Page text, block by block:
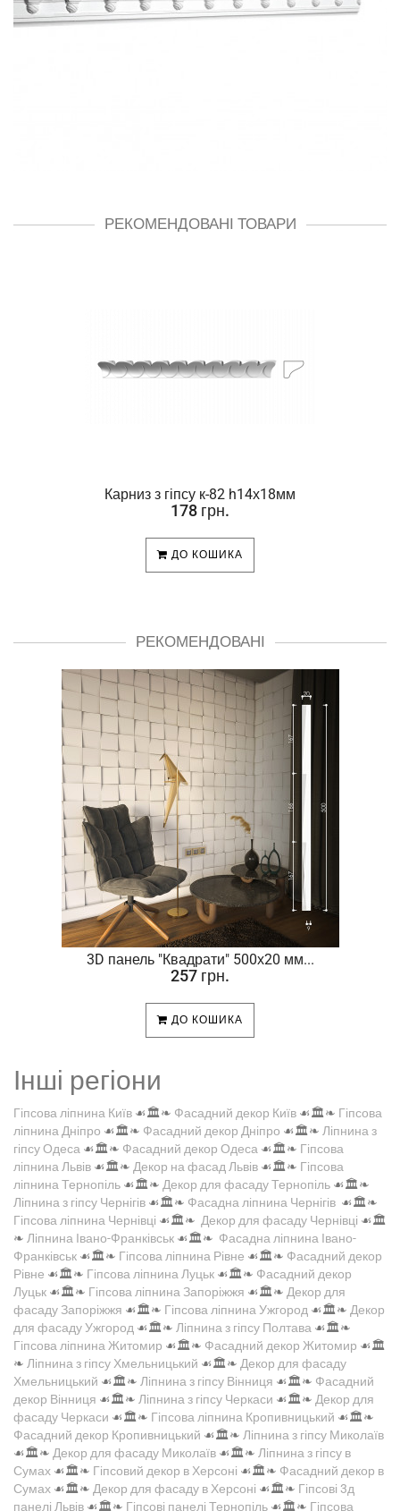
РЕКОМЕНДОВАНІ ТОВАРИ
Карниз з гіпсу к-82 h14х18мм
178 грн.
ДО КОШИКА
РЕКОМЕНДОВАНІ
3D панель "Квадрати" 500х20 мм...
257 грн.
ДО КОШИКА
Інші регіони
Гіпсова ліпнина Київ ☙🏛️❧ Фасадний декор Київ ☙🏛️❧ Гіпсова
ліпнина Дніпро ☙🏛️❧ Фасадний декор Дніпро ☙🏛️❧ Ліпнина з
гіпсу Одеса ☙🏛️❧ Фасадний декор Одеса ☙🏛️❧ Гіпсова
ліпнина Львів ☙🏛️❧ Декор на фасад Львів ☙🏛️❧ Гіпсова
ліпнина Тернопіль ☙🏛️❧ Декор для фасаду Тернопіль ☙🏛️❧
Ліпнина з гіпсу Чернігів ☙🏛️❧ Фасадна ліпнина Чернігів ☙🏛️❧
Гіпсова ліпнина Чернівці ☙🏛️❧ Декор для фасаду Чернівці ☙🏛️
❧ Ліпнина Івано-Франківськ ☙🏛️❧ Фасадна ліпнина Івано-
Франківськ ☙🏛️❧ Гіпсова ліпнина Рівне ☙🏛️❧ Фасадний декор
Рівне ☙🏛️❧ Гіпсова ліпнина Луцьк ☙🏛️❧ Фасадний декор
Луцьк ☙🏛️❧ Гіпсова ліпнина Запоріжжя ☙🏛️❧ Декор для
фасаду Запоріжжя ☙🏛️❧ Гіпсова ліпнина Ужгород ☙🏛️❧ Декор
для фасаду Ужгород ☙🏛️❧ Ліпнина з гіпсу Полтава ☙🏛️❧
Гіпсова ліпнина Житомир ☙🏛️❧ Фасадний декор Житомир ☙🏛️
❧ Ліпнина з гіпсу Хмельницький ☙🏛️❧ Декор для фасаду
Хмельницький ☙🏛️❧ Ліпнина з гіпсу Вінниця ☙🏛️❧ Фасадний
декор Вінниця ☙🏛️❧ Ліпнина з гіпсу Черкаси ☙🏛️❧ Декор для
фасаду Черкаси ☙🏛️❧ Гіпсова ліпнина Кропивницький ☙🏛️❧
Фасадний декор Кропивницький ☙🏛️❧ Ліпнина з гіпсу Миколаїв
☙🏛️❧ Декор для фасаду Миколаїв ☙🏛️❧ Ліпнина з гіпсу в
Сумах ☙🏛️❧ Гіпсовий декор в Херсоні ☙🏛️❧ Фасадний декор в
Сумах ☙🏛️❧ Декор для фасаду в Херсоні ☙🏛️❧ Гіпсові 3д
панелі Львів ☙🏛️❧ Гіпсові панелі Тернопіль ☙🏛️❧ Гіпсова